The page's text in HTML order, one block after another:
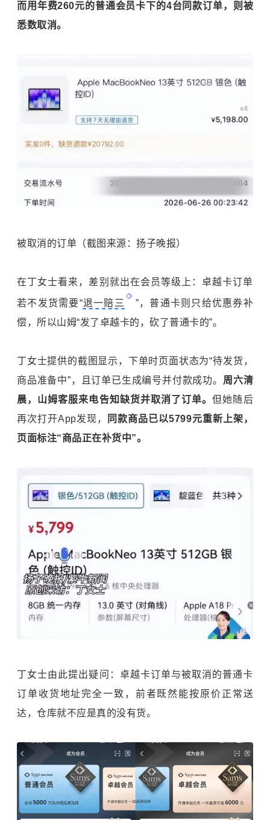
而用年费260元的普通会员卡下的4台同款订单，则被
悉数取消。
被取消的订单（截图来源：扬子晚报）
在丁女士看来，差别就出在会员等级上：卓越卡订单
若不发货需要“退一赔三
”，普通卡则只给优惠券补
偿，所以山姆“发了卓越卡的，砍了普通卡的”。
丁女士提供的截图显示，下单时页面状态为“待发货，
商品准备中”，且订单已生成编号并付款成功。 周六清
晨，山姆客服来电告知缺货并取消了订单。但她随后
再次打开App发现，
同款商品已以5799元重新上架，
页面标注“商品正在补货中”。
丁女士由此提出疑问：卓越卡订单与被取消的普通卡
订单收货地址完全一致，前者既然能按原价正常送
达，仓库就不应是真的没有货。